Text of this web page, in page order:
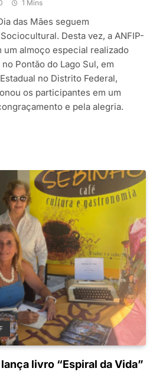
1 Mins
das Mães seguem
Desta vez, a ANFIP-
um almoço especial realizado
Pontão do Lago Sul, em
no Distrito Federal,
os participantes em um
e pela alegria.
livro “Espiral da Vida”